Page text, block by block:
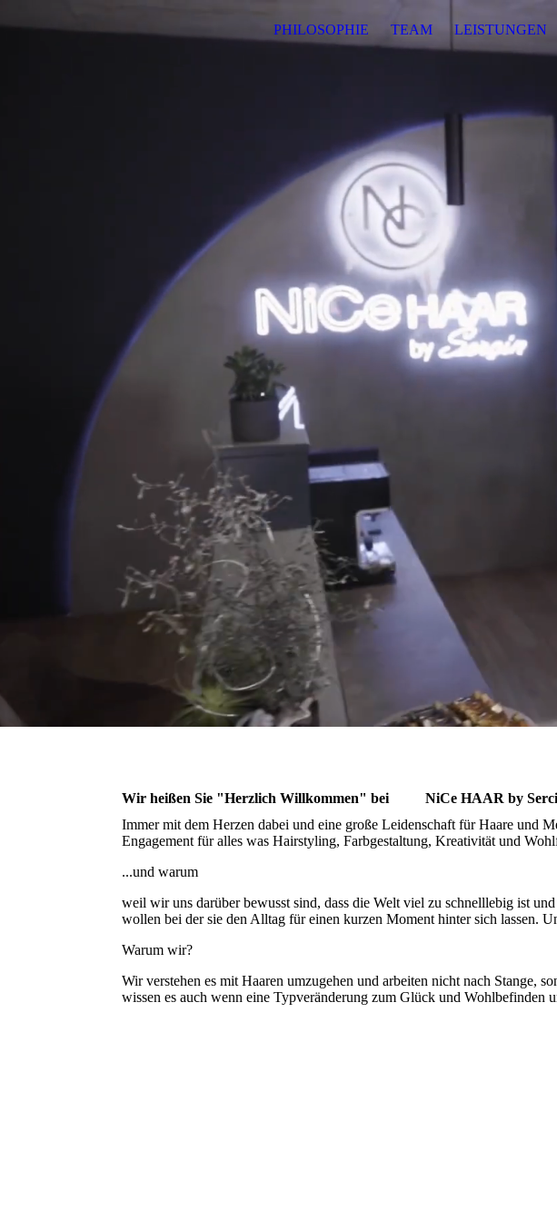
PHILOSOPHIE TEAM LEISTUNGEN
Wir heißen Sie "Herzlich Willkommen" bei NiCe HAAR by
Immer mit dem Herzen dabei und eine große Leidenschaft für Haare und
Engagement für alles was Hairstyling, Farbgestaltung, Kreativität und
...und warum
weil wir uns darüber bewusst sind, dass die Welt viel zu schnelllebig ist
wollen bei der sie den Alltag für einen kurzen Moment hinter sich lassen.
Warum wir?
Wir verstehen es mit Haaren umzugehen und arbeiten nicht nach Stange,
wissen es auch wenn eine Typveränderung zum Glück und Wohlbefinden